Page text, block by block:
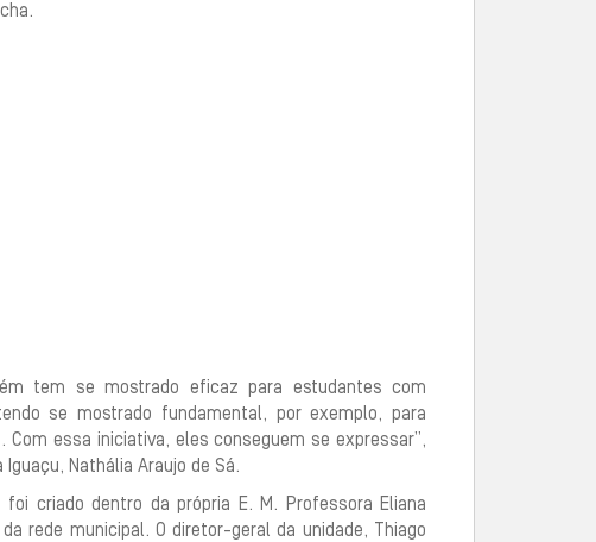
tem se mostrado eficaz para estudantes com
se mostrado fundamental, por exemplo, para
essa iniciativa, eles conseguem se expressar”,
Nathália Araujo de Sá.
foi criado dentro da própria E. M. Professora Eliana
rede municipal. O diretor-geral da unidade, Thiago